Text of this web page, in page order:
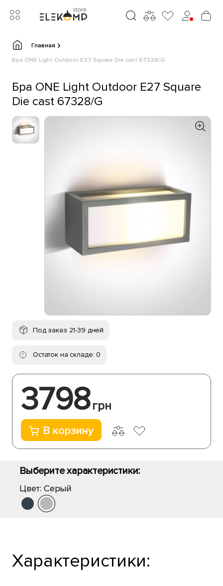
Главная
Бра ONE Light Outdoor E27 Square Die cast 67328/G
Бра ONE Light Outdoor E27 Square
Die cast 67328/G
Под заказ 21-39 дней
Остаток на складе: 0
3798грн
В корзину
Выберите характеристики:
Цвет: Серый
Характеристики: